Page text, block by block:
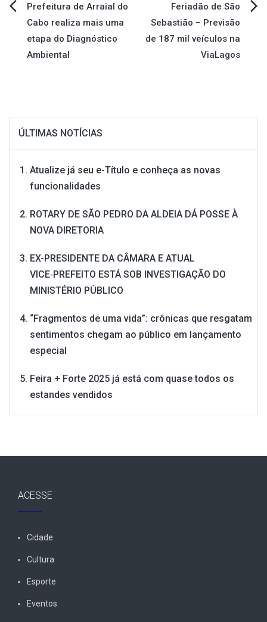
Navegação
de
Prefeitura de Arraial do
Cabo realiza mais uma
etapa do Diagnóstico
Ambiental
Feriadão de São
Sebastião – Previsão
de 187 mil veículos na
ViaLagos
ÚLTIMAS NOTÍCIAS
Atualize já seu e-Título e conheça as novas
funcionalidades
ROTARY DE SÃO PEDRO DA ALDEIA DÁ POSSE À
NOVA DIRETORIA
EX-PRESIDENTE DA CÂMARA E ATUAL
VICE‑PREFEITO ESTÁ SOB INVESTIGAÇÃO DO
MINISTÉRIO PÚBLICO
“Fragmentos de uma vida”: crônicas que resgatam
sentimentos chegam ao público em lançamento
especial
Feira + Forte 2025 já está com quase todos os
estandes vendidos
ACESSE
Cidade
Cultura
Esporte
Eventos